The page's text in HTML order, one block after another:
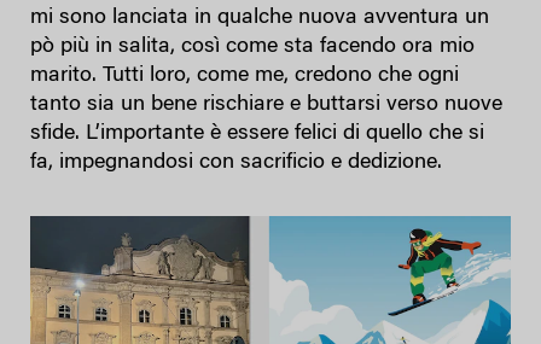
mi sono lanciata in qualche nuova avventura un
pò più in salita, così come sta facendo ora mio
marito. Tutti loro, come me, credono che ogni
tanto sia un bene rischiare e buttarsi verso nuove
sfide. L’importante è essere felici di quello che si
fa, impegnandosi con sacrificio e dedizione.